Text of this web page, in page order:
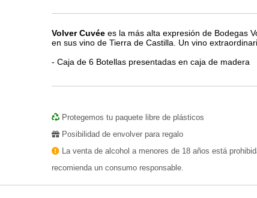
Volver Cuvéees la más alta expresión de Bodegas
en sus vino de Tierra de Castilla. Un vino
- Caja de 6 Botellas presentadas en caja de madera
Protegemos tu paquete libre de plásticos
Posibilidad de envolver para regalo
La venta de alcohol a menores de 18 años está
recomienda un consumo responsable.